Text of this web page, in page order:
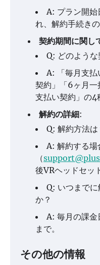
A: プラン開始
れ、解約手続き
契約期間に関し
Q: どのような
A: 「毎月支払
契約」「6ヶ月一
支払い契約」の4
解約の詳細:
Q: 解約方法は
A: 解約する場
（
後VRヘッドセッ
Q: いつまで
か？
A: 毎月の課
まで。
その他の情報